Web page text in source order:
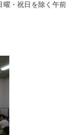
・祝日を除く午前